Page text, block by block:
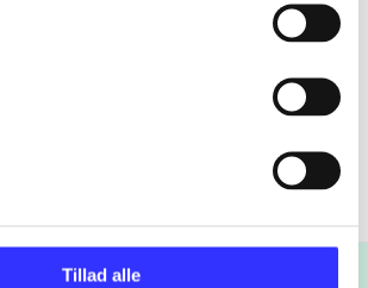
Tillad alle